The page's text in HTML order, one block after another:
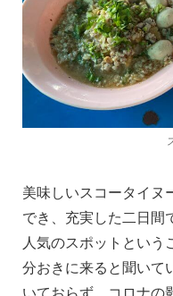
美味しいスコータイヌ
でき、充実した二日間
人気のスポットという
分おきに来ると聞いて